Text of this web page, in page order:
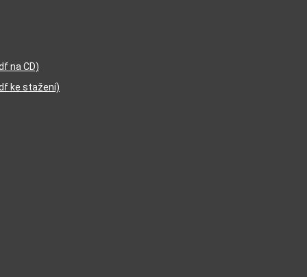
na CD)
ke stažení)